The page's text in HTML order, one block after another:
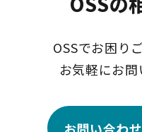
OSSでお困り
お気軽にお問
お問い合わせ